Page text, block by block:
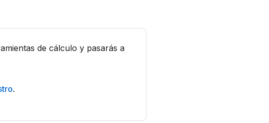
de cálculo y pasarás a
.